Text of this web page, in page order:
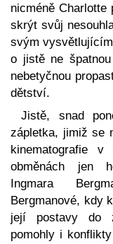
nicméně Charlotte
skrýt svůj
svým
o jistě ne
nebetyčnou
dětství.
Jistě, snad
zápletka, jimiž se
kinematografie v
obměnách jen
Ingmara
Bergmanové, kdy
její postavy do
pomohly i